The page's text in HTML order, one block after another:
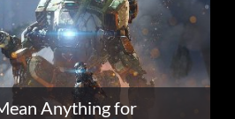
Anything for